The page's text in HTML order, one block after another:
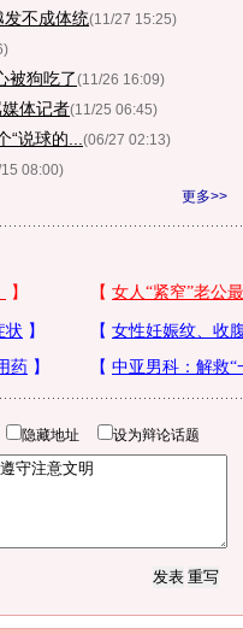
发不成体统(11/27 15:25)
被狗吃了(11/26 16:09)
体记者(11/25 06:45)
说球的... (06/27 02:13)
08:00)
更多>>
隐藏地址 设为辩论话题